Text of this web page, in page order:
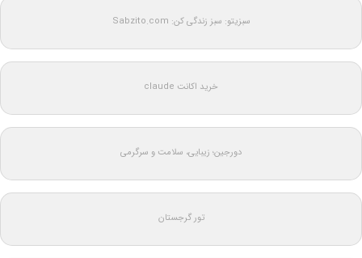
سبزیتو: سبز زندگی کن: Sabzito.com
خرید اکانت claude
دورجین؛ زیبایی، سلامت و سرگرمی
تور گرجستان